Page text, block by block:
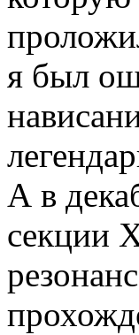
я был
А в
секции